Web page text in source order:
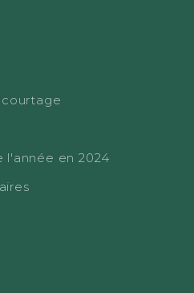
l'année en 2024